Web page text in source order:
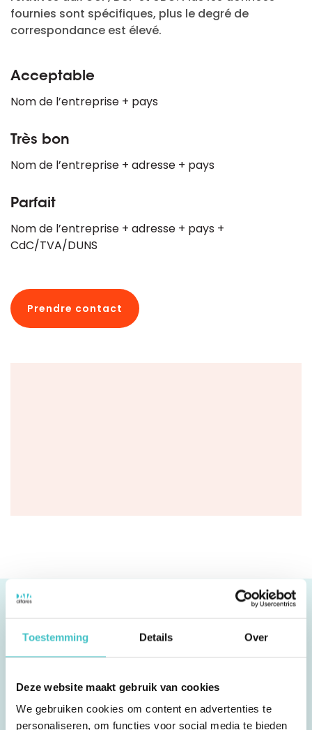
Toestemming Details Over
Deze website maakt gebruik van cookies
We gebruiken cookies om content en advertenties te
personaliseren, om functies voor social media te bieden
fournies sont spécifiques, plus le degré de
correspondance est élevé.
Acceptable
Nom de l’entreprise + pays
Très bon
Nom de l’entreprise + adresse + pays
Parfait
Nom de l’entreprise + adresse + pays +
CdC/TVA/DUNS
Prendre contact
Vous souhaitez d’abord vous
entretenir avec un spécialiste ?
Abordez avec un spécialiste d’Altares les